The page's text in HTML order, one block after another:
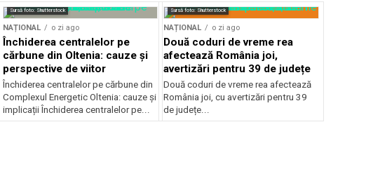
Sursă foto: Shutterstock
NAȚIONAL o zi ago
Închiderea centralelor pe
cărbune din Oltenia: cauze și
perspective de viitor
Închiderea centralelor pe cărbune din
Complexul Energetic Oltenia: cauze și
implicații Închiderea centralelor pe...
Sursă foto: Shutterstock
NAȚIONAL o zi ago
Două coduri de vreme rea
afectează România joi,
avertizări pentru 39 de județe
Două coduri de vreme rea afectează
România joi, cu avertizări pentru 39
de județe...